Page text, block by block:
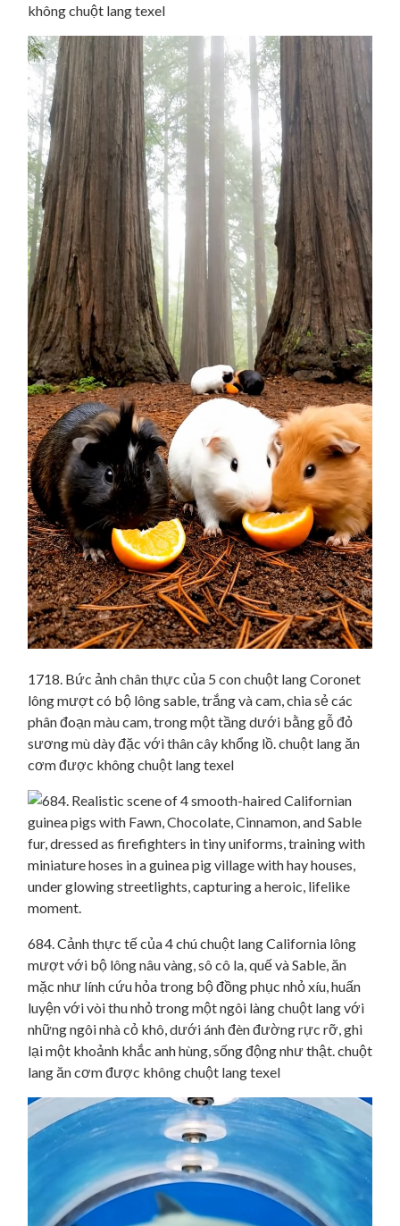
không chuột lang texel
1718. Bức ảnh chân thực của 5 con chuột lang Coronet
lông mượt có bộ lông sable, trắng và cam, chia sẻ các
phân đoạn màu cam, trong một tầng dưới bằng gỗ đỏ
sương mù dày đặc với thân cây khổng lồ. chuột lang ăn
cơm được không chuột lang texel
684. Cảnh thực tế của 4 chú chuột lang California lông
mượt với bộ lông nâu vàng, sô cô la, quế và Sable, ăn
mặc như lính cứu hỏa trong bộ đồng phục nhỏ xíu, huấn
luyện với vòi thu nhỏ trong một ngôi làng chuột lang với
những ngôi nhà cỏ khô, dưới ánh đèn đường rực rỡ, ghi
lại một khoảnh khắc anh hùng, sống động như thật. chuột
lang ăn cơm được không chuột lang texel